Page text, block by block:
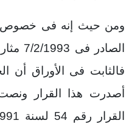
فالثابت فى الأوراق أن
أصدرت هذا القرار